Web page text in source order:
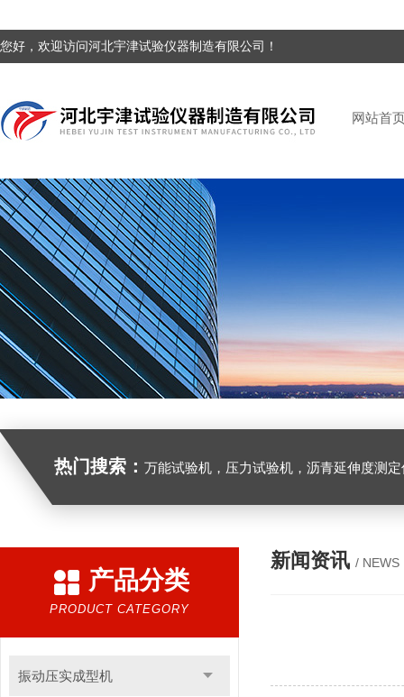
您好，欢迎访问河北宇津试验仪器制造有限公司！
网站首
热门搜索： 万能试验机，压力试验机，沥青延伸度测定仪，沥青混合料拌合机，全自动沥青混合料离心式抽提仪，马歇尔电动
产品分类
PRODUCT CATEGORY
振动压实成型机
新闻资讯 / NEWS